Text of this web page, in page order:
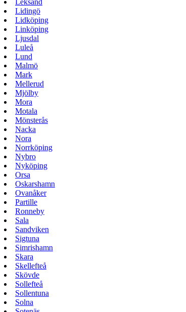
Leksand
Lidingö
Lidköping
Linköping
Ljusdal
Luleå
Lund
Malmö
Mark
Mellerud
Mjölby
Mora
Motala
Mönsterås
Nacka
Nora
Norrköping
Nybro
Nyköping
Orsa
Oskarshamn
Ovanåker
Partille
Ronneby
Sala
Sandviken
Sigtuna
Simrishamn
Skara
Skellefteå
Skövde
Sollefteå
Sollentuna
Solna